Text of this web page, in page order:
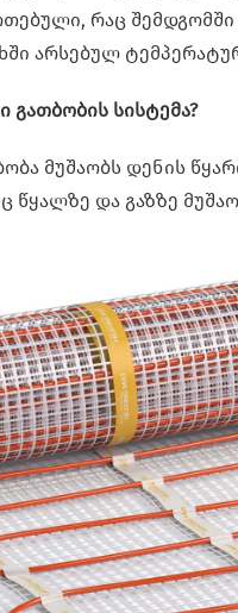
რაც
არსებულ
გათბობის სისტემა?
მუშაობს დენის
წყალზე და გაზზე